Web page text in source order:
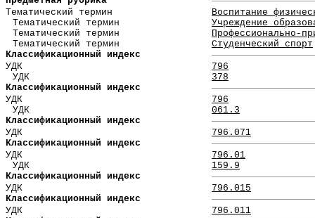
Тематический термин
Воспитание
Тематический термин
Учреждение
Тематический термин
Профессионально-
Тематический термин
Студенческий спорт
Классификационный индекс
УДК
796
УДК
378
Классификационный индекс
УДК
796
УДК
061.3
Классификационный индекс
УДК
796.071
Классификационный индекс
УДК
796.01
УДК
159.9
Классификационный индекс
УДК
796.015
Классификационный индекс
УДК
796.011